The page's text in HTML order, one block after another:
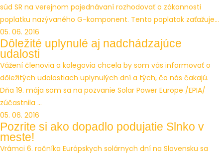
súd SR na verejnom pojednávaní rozhodovať o zákonnosti
poplatku nazývaného G-komponent. Tento poplatok zaťažuje...
05. 06. 2016
Dôležité uplynulé aj nadchádzajúce
udalosti
Vážení členovia a kolegovia chcela by som vás informovať o
dôležitých udalostiach uplynulých dní a tých, čo nás čakajú.
Dňa 19. mája som sa na pozvanie Solar Power Europe /EPIA/
zúčastnila ...
05. 06. 2016
Pozrite si ako dopadlo podujatie Slnko v
meste!
Vrámci 6. ročníka Európskych solárnych dní na Slovensku sa